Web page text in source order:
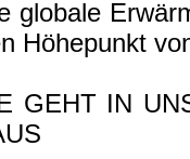
globale
Höhepunkt
GEHT IN